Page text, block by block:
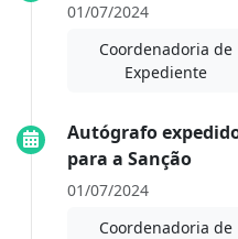
01/07/2024
Coordenadoria de
Expediente
Autógrafo
para a Sanção
01/07/2024
Coordenadoria de